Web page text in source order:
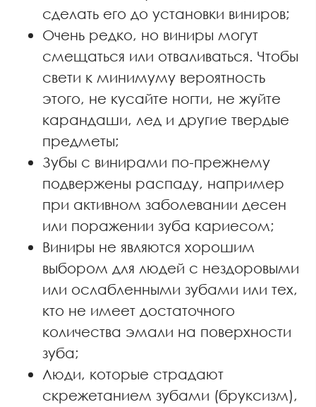
сделать его до установки виниров;
Очень редко, но виниры могут
смещаться или отваливаться. Чтобы
свети к минимуму вероятность
этого, не кусайте ногти, не жуйте
карандаши, лед и другие твердые
предметы;
Зубы с винирами по-прежнему
подвержены распаду, например
при активном заболевании десен
или поражении зуба кариесом;
Виниры не являются хорошим
выбором для людей с нездоровыми
или ослабленными зубами или тех,
кто не имеет достаточного
количества эмали на поверхности
зуба;
Люди, которые страдают
скрежетанием зубами (бруксизм),